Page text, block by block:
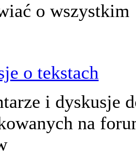
o wszystkim
o tekstach
i dyskusje
na